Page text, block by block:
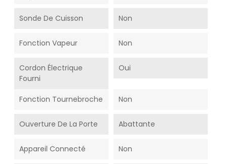
Sonde De Cuisson Non
Fonction Vapeur Non
Cordon Électrique
Fourni
Oui
Fonction Tournebroche Non
Ouverture De La Porte Abattante
Appareil Connecté Non